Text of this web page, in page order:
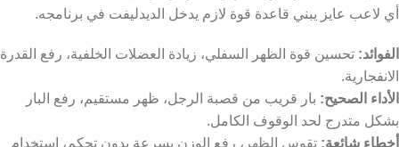
الديدليفت بيعتبر اختبار حقيقي للقوة الشاملة.
أي لاعب عايز يبني قاعدة قوة لازم يدخل الديدليفت في برنامجه.
الفوائد: تحسين قوة الظهر السفلي، زيادة العضلات الخلفية، رفع القدرة
الانفجارية.
الأداء الصحيح: بار قريب من قصبة الرجل، ظهر مستقيم، رفع البار